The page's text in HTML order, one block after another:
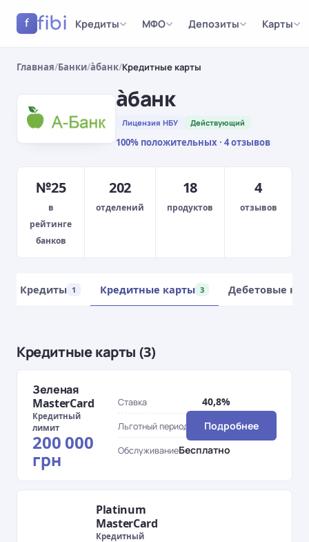
f fibi Кредиты МФО Депозиты Карты
Главная/Банки/àбанк/Кредитные карты
àбанк
Лицензия НБУ Действующий
100% положительных · 4 отзывов
№25
в
рейтинге
банков
202
отделений
18
продуктов
4
отзывов
Кредиты 1 Кредитные карты 3 Дебетовые
Кредитные карты (3)
Зеленая
MasterCard
Кредитный
лимит
200 000
грн
Ставка 40,8%
Льготный период 62 дн.
ОбслуживаниеБесплатно
Подробнее
Platinum
MasterCard
Кредитный